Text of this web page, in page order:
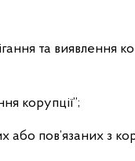
та виявлення
корупції”;
або пов’язаних з